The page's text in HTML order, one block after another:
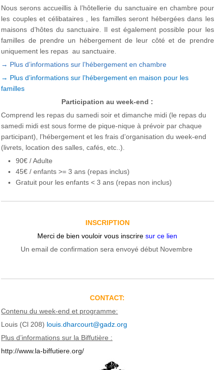
Nous serons accueillis à l’hôtellerie du sanctuaire en chambre pour
les couples et célibataires , les familles seront hébergées dans les
maisons d’hôtes du sanctuaire. Il est également possible pour les
familles de prendre un hébergement de leur côté et de prendre
uniquement les repas au sanctuaire.
→ Plus d’informations sur l’hébergement en chambre
→ Plus d’informations sur l’hébergement en maison pour les
familles
Participation au week-end :
Comprend les repas du samedi soir et dimanche midi (le repas du
samedi midi est sous forme de pique-nique à prévoir par chaque
participant), l’hébergement et les frais d’organisation du week-end
(livrets, location des salles, cafés, etc..).
90€ / Adulte
45€ / enfants >= 3 ans (repas inclus)
Gratuit pour les enfants < 3 ans (repas non inclus)
INSCRIPTION
Merci de bien vouloir vous inscriresur ce lien
Un email de confirmation sera envoyé début Novembre
CONTACT:
Contenu du week-end et programme:
Louis (Cl 208) louis.dharcourt@gadz.org
Plus d’informations sur la Biffutière :
http://www.la-biffutiere.org/